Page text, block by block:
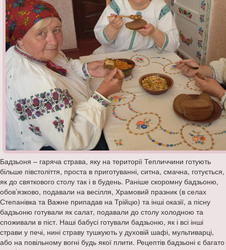
Бадзьоня – гаряча страва, яку на території Тепличчини готують
більше півстоліття, проста в приготуванні, ситна, смачна, готується,
як до святкового столу так і в будень. Раніше скоромну бадзьоню,
обов’язково, подавали на весілля, Храмовий празник (в селах
Степанівка та Важне припадав на Трійцю) та інші оказії, а пісну
бадзьоню готували як салат, подавали до столу холодною та
споживали в піст. Наші бабусі готували бадзьоню, як і всі інші
страви у печі, нині страву тушкують у духовій шафі, мультиварці,
або на повільному вогні будь якої плити. Рецептів бадзьоні є багато